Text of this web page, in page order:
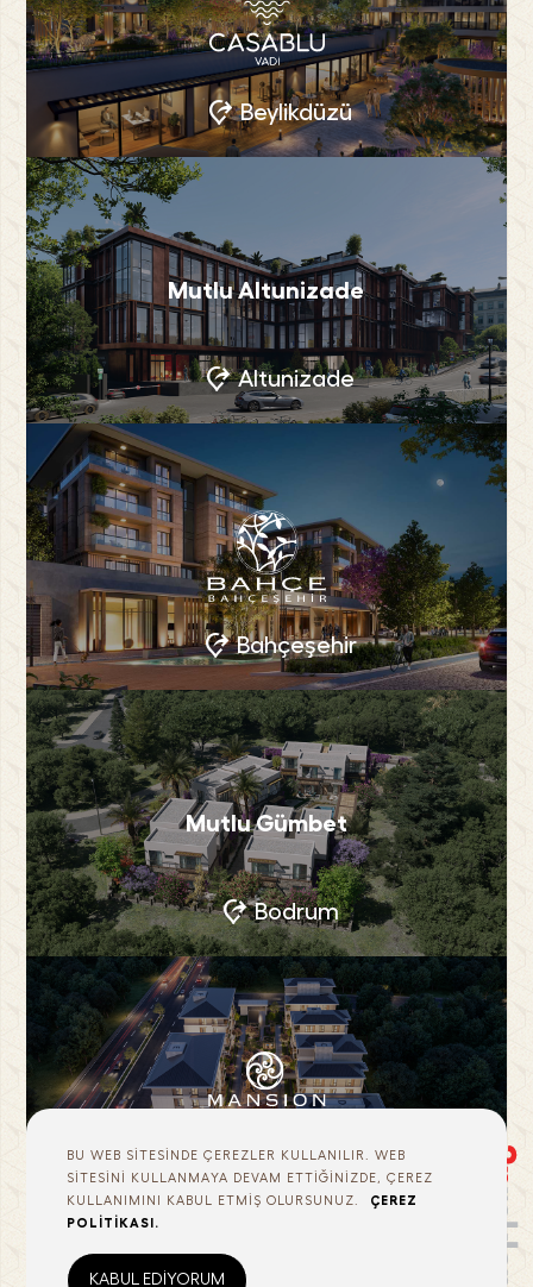
Beylikdüzü
Altunizade
Mutlu Altunizade
Bahçeşehir
Bodrum
Mutlu Gümbet
Başakşehir
BU WEB SİTESİNDE ÇEREZLER KULLANILIR. WEB
SİTESİNİ KULLANMAYA DEVAM ETTİĞİNİZDE, ÇEREZ
KULLANIMINI KABUL ETMİŞ OLURSUNUZ.
ÇEREZ
POLİTİKASI.
KABUL EDİYORUM